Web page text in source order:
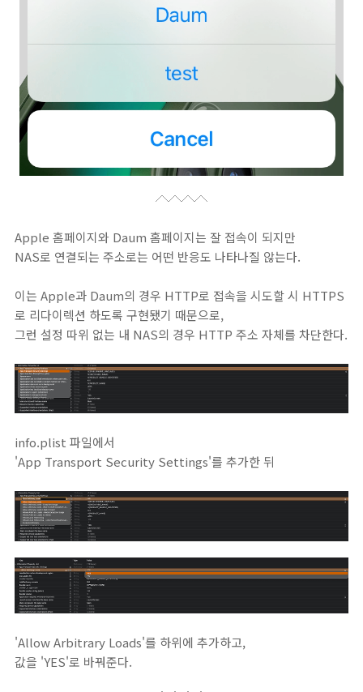
Apple 홈페이지와 Daum 홈페이지는 잘 접속이 되지만
NAS로 연결되는 주소로는 어떤 반응도 나타나질 않는다.
이는 Apple과 Daum의 경우 HTTP로 접속을 시도할 시 HTTPS
로 리다이렉션 하도록 구현됐기 때문으로,
그런 설정 따위 없는 내 NAS의 경우 HTTP 주소 자체를 차단한다.
info.plist 파일에서
'App Transport Security Settings'를 추가한 뒤
'Allow Arbitrary Loads'를 하위에 추가하고,
값을 'YES'로 바꿔준다.